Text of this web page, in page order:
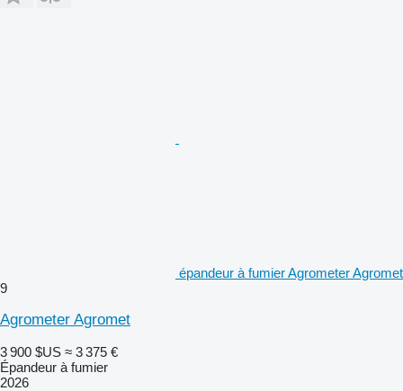
épandeur à fumier Agrometer Agromet
9
Agrometer Agromet
3 900 $US ≈ 3 375 €
Épandeur à fumier
2026